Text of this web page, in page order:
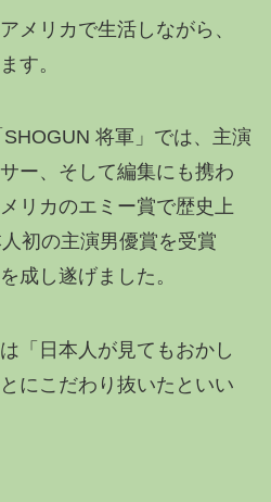
メリカで生活しながら、
す。
将軍」では、主演
ー、そして編集にも携わ
リカのエミー賞で歴史上
初の主演男優賞を受賞
成し遂げました。
「日本人が見てもおかし
にこだわり抜いたといい